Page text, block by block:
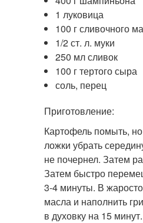
1 луковица
100 г сливочного
1/2 ст. л. муки
250 мл сливок
100 г тертого сыра
соль, перец
Приготовление:
Картофель помыть,
ложки убрать
не почернел. Затем
Затем быстро
3-4 минуты. В
масла и наполнить
в духовку на 15 минут.